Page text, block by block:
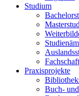
Studium
Praxisprojekte
Buch-